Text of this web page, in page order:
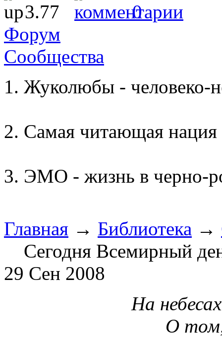
3.77
0
Форум
Сообщества
Жуколюбы - человеко-
Самая читающая нация
ЭМО - жизнь в черно-
Главная → Библиотека →
Сегодня Всемирный
29 Сен 2008
На
О том,